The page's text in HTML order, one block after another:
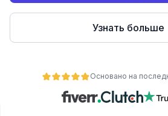
Узнать больше
Основано на